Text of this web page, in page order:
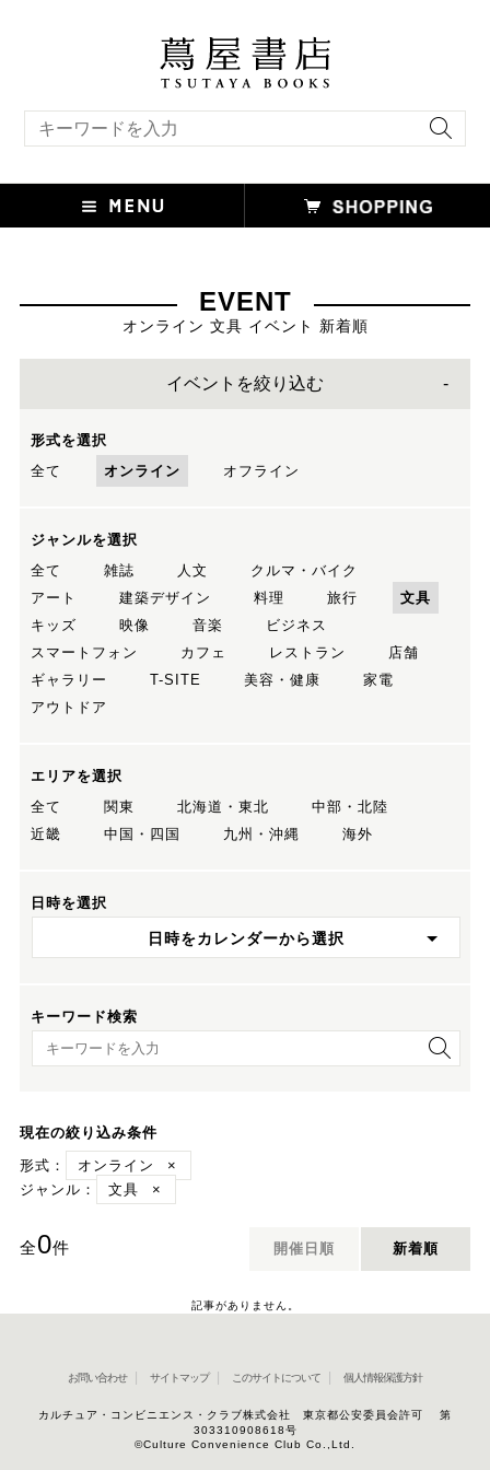
EVENT
オンライン 文具 イベント 新着順
イベントを絞り込む
形式を選択
全て
オンライン オフライン
ジャンルを選択
全て
雑誌 人文
クルマ・バイク
アート
建築デザイン 料理 旅行
文具
キッズ
映像 音楽
ビジネス
スマートフォン
カフェ レストラン
店舗
ギャラリー
T-SITE 美容・健康
家電
アウトドア
エリアを選択
全て
関東 北海道・東北
中部・北陸
近畿
中国・四国 九州・沖縄 海外
日時を選択
日時をカレンダーから選択
キーワード検索
キーワード検索
現在の絞り込み条件
形式：
オンライン
×
ジャンル：
文具 ×
全0件 開催日順 新着順
記事がありません。
お問い合わせ サイトマップ このサイトについて 個人情報保護方針
カルチュア・コンビニエンス・クラブ株式会社 東京都公安委員会許可 第
303310908618号
©Culture Convenience Club Co.,Ltd.